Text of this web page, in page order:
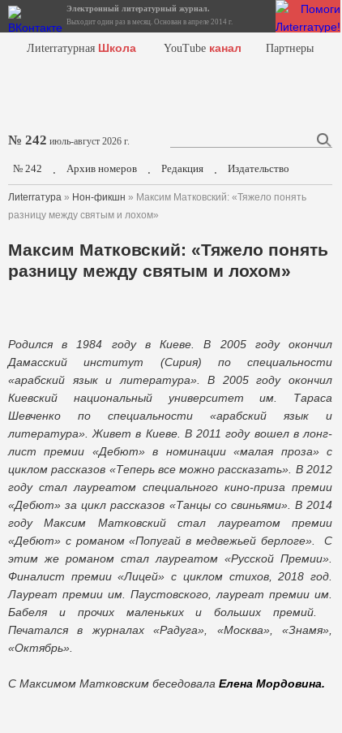
Электронный литературный журнал.
Выходит один раз в месяц. Основан в апреле 2014 г.
Лиterraтурная Школа YouTube канал Партнеры
№ 242 июль-август 2026 г.
№ 242 . Архив номеров . Редакция . Издательство
Лиterraтура » Нон-фикшн » Максим Матковский: «Тяжело понять
разницу между святым и лохом»
Максим Матковский: «Тяжело понять
разницу между святым и лохом»
Родился в 1984 году в Киеве. В 2005 году окончил
Дамасский институт (Сирия) по специальности
«арабский язык и литература». В 2005 году окончил
Киевский национальный университет им. Тараса
Шевченко по специальности «арабский язык и
литература». Живет в Киеве. В 2011 году вошел в лонг-
лист премии «Дебют» в номинации «малая проза» с
циклом рассказов «Теперь все можно рассказать». В 2012
году стал лауреатом специального кино-приза премии
«Дебют» за цикл рассказов «Танцы со свиньями». В 2014
году Максим Матковский стал лауреатом премии
«Дебют» с романом «Попугай в медвежьей берлоге». С
этим же романом стал лауреатом «Русской Премии».
Финалист премии «Лицей» с циклом стихов, 2018 год.
Лауреат премии им. Паустовского, лауреат премии им.
Бабеля и прочих маленьких и больших премий.
Печатался в журналах «Радуга», «Москва», «Знамя»,
«Октябрь».
С Максимом Матковским беседовала Елена Мордовина.